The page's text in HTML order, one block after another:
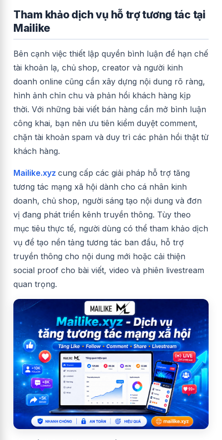
Tham khảo dịch vụ hỗ trợ tương tác tại
Mailike
Bên cạnh việc thiết lập quyền bình luận để hạn chế
tài khoản lạ, chủ shop, creator và người kinh
doanh online cũng cần xây dựng nội dung rõ ràng,
hình ảnh chỉn chu và phản hồi khách hàng kịp
thời. Với những bài viết bán hàng cần mở bình luận
công khai, bạn nên ưu tiên kiểm duyệt comment,
chặn tài khoản spam và duy trì các phản hồi thật từ
khách hàng.
Mailike.xyz cung cấp các giải pháp hỗ trợ tăng
tương tác mạng xã hội dành cho cá nhân kinh
doanh, chủ shop, người sáng tạo nội dung và đơn
vị đang phát triển kênh truyền thông. Tùy theo
mục tiêu thực tế, người dùng có thể tham khảo dịch
vụ để tạo nền tảng tương tác ban đầu, hỗ trợ
truyền thông cho nội dung mới hoặc cải thiện
social proof cho bài viết, video và phiên livestream
quan trọng.